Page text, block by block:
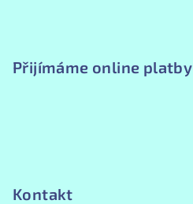
Přijímáme online platby
Kontakt